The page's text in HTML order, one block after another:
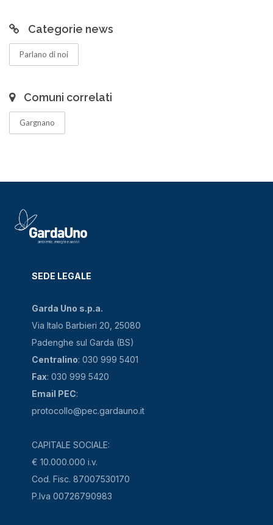
Categorie news
Parlano di noi
Comuni correlati
Gargnano
SEDE LEGALE
Garda Uno s.p.a.
Via Italo Barbieri 20, 25080
Padenghe sul Garda (BS)
Centralino: 030 999 5401
Fax: 030 999 5420
Email PEC:
protocollo@pec.gardauno.it
CAPITALE SOCIALE:
€ 10.000.000 i.v.
Cod. Fisc. 87007530170
P.Iva 00726790983